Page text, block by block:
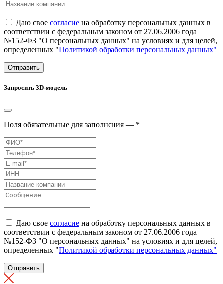
Даю свое согласие на обработку персональных данных в
соответствии с федеральным законом от 27.06.2006 года
№152-ФЗ "О персональных данных" на условиях и для целей,
определенных "Политикой обработки персональных данных"
Отправить
Запросить 3D-модель
Поля обязательные для заполнения — *
Даю свое согласие на обработку персональных данных в
соответствии с федеральным законом от 27.06.2006 года
№152-ФЗ "О персональных данных" на условиях и для целей,
определенных "Политикой обработки персональных данных"
Отправить